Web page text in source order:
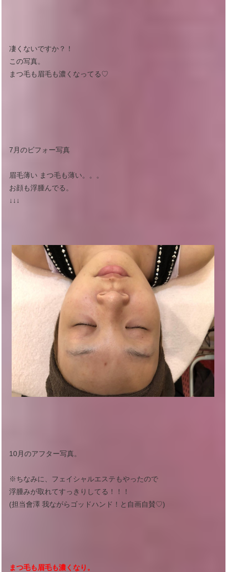
凄くないですか？！
この写真。
まつ毛も眉毛も濃くなってる♡
7月のビフォー写真
眉毛薄い まつ毛も薄い。。。
お顔も浮腫んでる。
↓↓↓
10月のアフター写真。
※ちなみに、フェイシャルエステもやったので
浮腫みが取れてすっきりしてる！！！
(担当會澤 我ながらゴッドハンド！と自画自賛♡)
まつ毛も眉毛も濃くなり。